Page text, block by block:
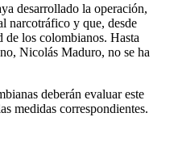
desarrollado la operación,
narcotráfico y que, desde
de los colombianos. Hasta
Nicolás Maduro, no se ha
deberán evaluar este
medidas correspondientes.